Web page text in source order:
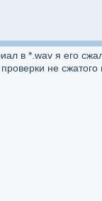
в *.wav я его
не